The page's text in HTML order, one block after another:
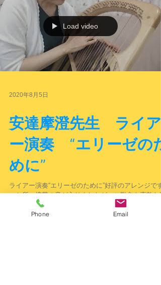
Load video
2020年8月5日
安達摩澄先生 ライア
ー演奏 “エリーゼのた
めに”
ライアー演奏“エリーゼのために”好評のアレンジで
一か所、携帯の音が入りましたが、ご勘弁を素敵な
奏ですよ☆彡 ライアー奏者：安達眞澄先生
Phone
Email